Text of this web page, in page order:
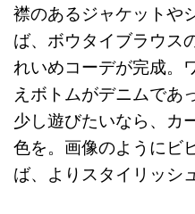
襟のあるジャケットや
ば、ボウタイブラウス
れいめコーデが完成。
えボトムがデニムであ
少し遊びたいなら、カ
色を。画像のようにビ
ば、よりスタイリッシ